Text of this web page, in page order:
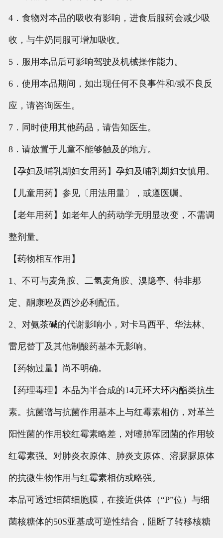
4．食物对本品的吸收有影响，进食后服药会减少吸
收，与牛奶同服可增加吸收。
5．服用本品后可影响驾驶及机械操作能力。
6．使用本品期间，如出现任何不良事件和/或不良反
应，请咨询医生。
7．同时使用其他药品，请告知医生。
8．请放置于儿童不能够触及的地方。
【孕妇及哺乳期妇女用药】孕妇及哺乳期妇女慎用。
【儿童用药】参见〔用法用量〕，或遵医嘱。
【老年用药】如老年人的药动学无明显改变，不需调
整剂量。
【药物相互作用】
1、不可与麦角胺、二氢麦角胺、溴隐亭、特非那
定、酮康唑及西沙必利配伍。
2、对氨茶碱的代谢影响小，对卡马西平、华法林、
雷尼替丁及其他制酸药基本无影响。
【药物过量】尚不明确。
【药理毒理】本品为半合成的14元环大环内酯类抗生
素。抗菌谱与抗菌作用基本上与红霉素相仿，对革兰
阳性菌的作用较红霉素略差，对嗜肺军团菌的作用较
红霉素强。对肺炎衣原体、肺炎支原体、溶脲脲原体
的抗微生物作用与红霉素相仿或略强。
本品可透过细菌细胞膜，在接近供体（“P”位）与细
菌核糖体的50S亚基成可逆性结合，阻断了转移核糖